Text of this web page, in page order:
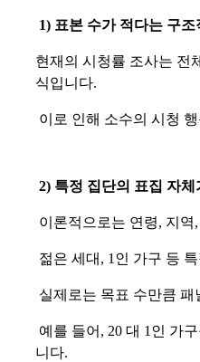
1) 표본 수가 적다는 구조
현재의 시청률 조사는 전
식입니다.
이로 인해 소수의 시청
2) 특정 집단의 표집 자
이론적으로는 연령, 지
젊은 세대, 1인 가구 등
실제로는 목표 수만큼
예를 들어, 20 대 1인 가
니다.